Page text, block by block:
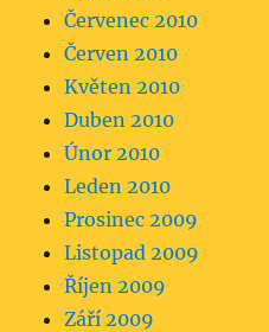
Červenec 2010
Červen 2010
Květen 2010
Duben 2010
Únor 2010
Leden 2010
Prosinec 2009
Listopad 2009
Říjen 2009
Září 2009